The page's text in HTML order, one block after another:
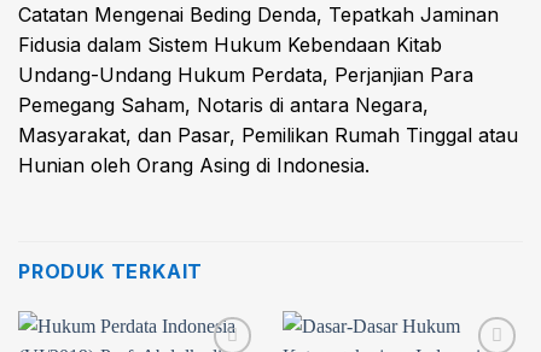
Catatan Mengenai Beding Denda, Tepatkah Jaminan
Fidusia dalam Sistem Hukum Kebendaan Kitab
Undang-Undang Hukum Perdata, Perjanjian Para
Pemegang Saham, Notaris di antara Negara,
Masyarakat, dan Pasar, Pemilikan Rumah Tinggal atau
Hunian oleh Orang Asing di Indonesia.
PRODUK TERKAIT